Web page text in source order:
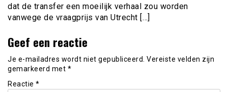
dat de transfer een moeilijk verhaal zou worden
vanwege de vraagprijs van Utrecht […]
Geef een reactie
Je e-mailadres wordt niet gepubliceerd. Vereiste velden zijn
gemarkeerd met *
Reactie *